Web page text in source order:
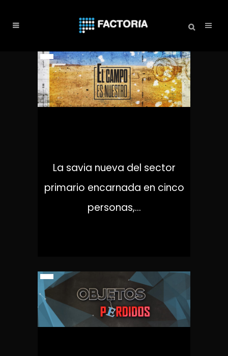
La savia nueva del sector
primario encarnada en cinco
personas,...